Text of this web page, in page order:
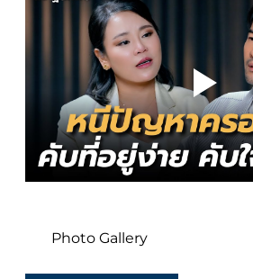
Photo Gallery